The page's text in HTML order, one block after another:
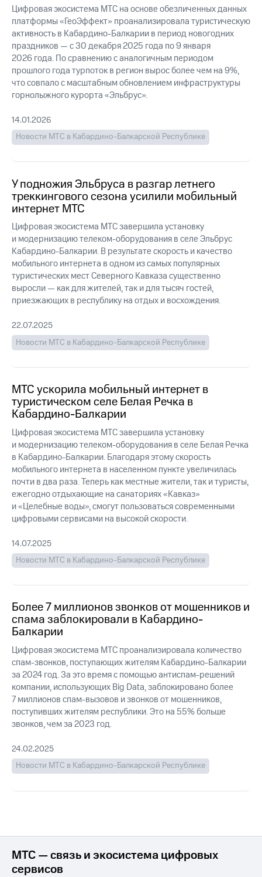
и акционерам
Корпоративное
управление
Корпоративный
секретарь
Раскрытие
информации
акционерам
Документы
ПАО
акционеров
Личный
кабинет
акционера
Акционерный
капитал
Контроль
и
аудит
Рынок
акций
Программа
приобретения
Порядок
акций
Рынок
облигаций
Еврооблигации-2023
Уведомление
о
погашении
именных
облигаций
Другое
Регистратор
Контакты
развитие
деловая этика
На главную
Цифровая экосистема МТС на основе обезличенных данных
платформы «ГеоЭффект» проанализировала туристическую
активность в Кабардино-Балкарии в период новогодних
праздников — с 30 декабря 2025 года по 9 января
2026 года. По сравнению с аналогичным периодом
прошлого года турпоток в регион вырос более чем на 9%,
что совпало с масштабным обновлением инфраструктуры
горнолыжного курорта «Эльбрус».
14.01.2026
Новости МТС в Кабардино-Балкарской Республике
У подножия Эльбруса в разгар летнего
треккингового сезона усилили мобильный
интернет МТС
Цифровая экосистема МТС завершила установку
и модернизацию телеком-оборудования в селе Эльбрус
Кабардино-Балкарии. В результате скорость и качество
мобильного интернета в одном из самых популярных
туристических мест Северного Кавказа существенно
выросли — как для жителей, так и для тысяч гостей,
приезжающих в республику на отдых и восхождения.
22.07.2025
Новости МТС в Кабардино-Балкарской Республике
МТС ускорила мобильный интернет в
туристическом селе Белая Речка в
Кабардино-Балкарии
Цифровая экосистема МТС завершила установку
и модернизацию телеком-оборудования в селе Белая Речка
в Кабардино-Балкарии. Благодаря этому скорость
мобильного интернета в населенном пункте увеличилась
почти в два раза. Теперь как местные жители, так и туристы,
ежегодно отдыхающие на санаториях «Кавказ»
и «Целебные воды», смогут пользоваться современными
цифровыми сервисами на высокой скорости.
14.07.2025
Новости МТС в Кабардино-Балкарской Республике
Более 7 миллионов звонков от мошенников и
спама заблокировали в Кабардино-
Балкарии
Цифровая экосистема МТС проанализировала количество
спам-звонков, поступающих жителям Кабардино-Балкарии
за 2024 год. За это время с помощью антиспам-решений
компании, использующих Big Data, заблокировано более
7 миллионов спам-вызовов и звонков от мошенников,
поступивших жителям республики. Это на 55% больше
звонков, чем за 2023 год.
24.02.2025
Новости МТС в Кабардино-Балкарской Республике
МТС — связь и экосистема цифровых
сервисов